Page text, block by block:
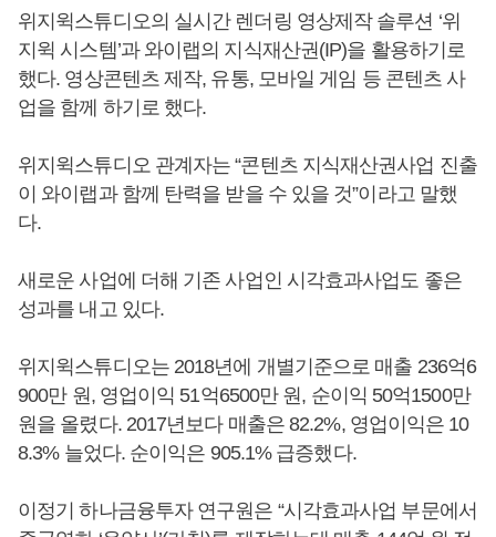
위지윅스튜디오의 실시간 렌더링 영상제작 솔루션 ‘위
지윅 시스템’과 와이랩의 지식재산권(IP)을 활용하기로
했다. 영상콘텐츠 제작, 유통, 모바일 게임 등 콘텐츠 사
업을 함께 하기로 했다.
위지윅스튜디오 관계자는 “콘텐츠 지식재산권사업 진출
이 와이랩과 함께 탄력을 받을 수 있을 것”이라고 말했
다.
새로운 사업에 더해 기존 사업인 시각효과사업도 좋은
성과를 내고 있다.
위지윅스튜디오는 2018년에 개별기준으로 매출 236억6
900만 원, 영업이익 51억6500만 원, 순이익 50억1500만
원을 올렸다. 2017년보다 매출은 82.2%, 영업이익은 10
8.3% 늘었다. 순이익은 905.1% 급증했다.
이정기 하나금융투자 연구원은 “시각효과사업 부문에서